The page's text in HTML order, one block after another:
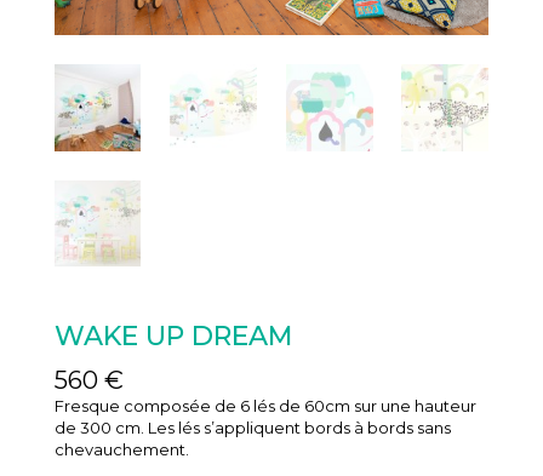
WAKE UP DREAM
560 €
Fresque composée de 6 lés de 60cm sur une hauteur
de 300 cm. Les lés s’appliquent bords à bords sans
chevauchement.